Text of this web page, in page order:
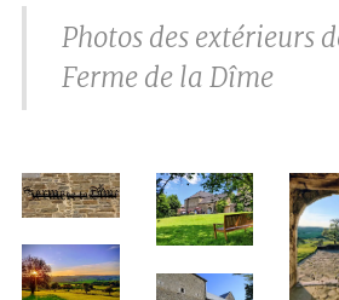
Photos des extérieurs
Ferme de la Dîme